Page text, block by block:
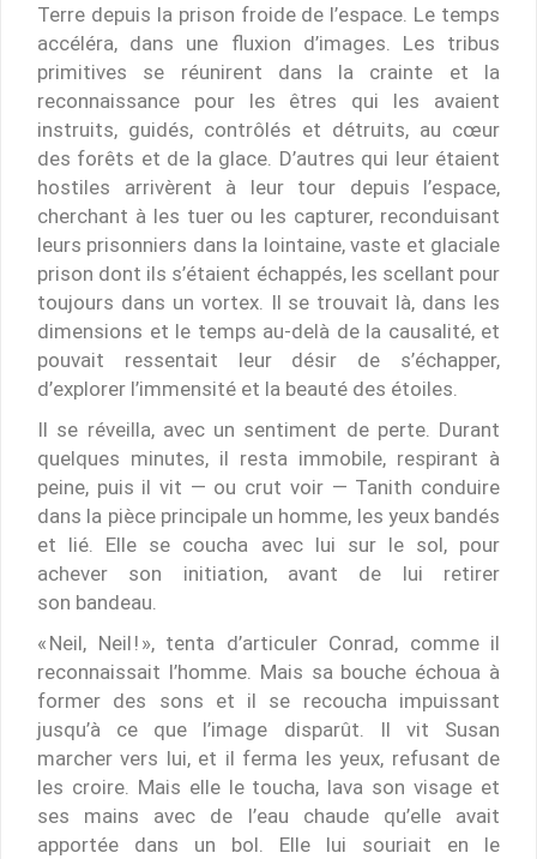
Terre depuis la prison froide de l’espace. Le temps
accéléra, dans une fluxion d’images. Les tribus
primitives se réunirent dans la crainte et la
reconnaissance pour les êtres qui les avaient
instruits, guidés, contrôlés et détruits, au cœur
des forêts et de la glace. D’autres qui leur étaient
hostiles arrivèrent à leur tour depuis l’espace,
cherchant à les tuer ou les capturer, reconduisant
leurs prisonniers dans la lointaine, vaste et glaciale
prison dont ils s’étaient échappés, les scellant pour
toujours dans un vortex. Il se trouvait là, dans les
dimensions et le temps au-delà de la causalité, et
pouvait ressentait leur désir de s’échapper,
d’explorer l’immensité et la beauté des étoiles.
Il se réveilla, avec un sentiment de perte. Durant
quelques minutes, il resta immobile, respirant à
peine, puis il vit — ou crut voir — Tanith conduire
dans la pièce principale un homme, les yeux bandés
et lié. Elle se coucha avec lui sur le sol, pour
achever son initiation, avant de lui retirer
son bandeau.
« Neil, Neil ! », tenta d’articuler Conrad, comme il
reconnaissait l’homme. Mais sa bouche échoua à
former des sons et il se recoucha impuissant
jusqu’à ce que l’image disparût. Il vit Susan
marcher vers lui, et il ferma les yeux, refusant de
les croire. Mais elle le toucha, lava son visage et
ses mains avec de l’eau chaude qu’elle avait
apportée dans un bol. Elle lui souriait en le